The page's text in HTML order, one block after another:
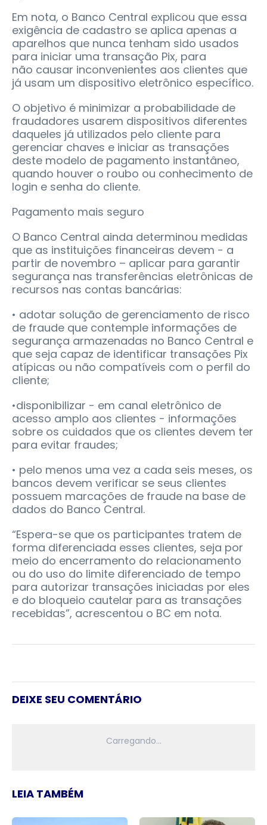
Em nota, o Banco Central explicou que essa
exigência de cadastro se aplica apenas a
aparelhos que nunca tenham sido usados
para iniciar uma transação Pix, para
não causar inconvenientes aos clientes que
já usam um dispositivo eletrônico específico.
O objetivo é minimizar a probabilidade de
fraudadores usarem dispositivos diferentes
daqueles já utilizados pelo cliente para
gerenciar chaves e iniciar as transações
deste modelo de pagamento instantâneo,
quando houver o roubo ou conhecimento de
login e senha do cliente.
Pagamento mais seguro
O Banco Central ainda determinou medidas
que as instituições financeiras devem - a
partir de novembro – aplicar para garantir
segurança nas transferências eletrônicas de
recursos nas contas bancárias:
• adotar solução de gerenciamento de risco
de fraude que contemple informações de
segurança armazenadas no Banco Central e
que seja capaz de identificar transações Pix
atípicas ou não compatíveis com o perfil do
cliente;
•disponibilizar - em canal eletrônico de
acesso amplo aos clientes - informações
sobre os cuidados que os clientes devem ter
para evitar fraudes;
• pelo menos uma vez a cada seis meses, os
bancos devem verificar se seus clientes
possuem marcações de fraude na base de
dados do Banco Central.
“Espera-se que os participantes tratem de
forma diferenciada esses clientes, seja por
meio do encerramento do relacionamento
ou do uso do limite diferenciado de tempo
para autorizar transações iniciadas por eles
e do bloqueio cautelar para as transações
recebidas”, acrescentou o BC em nota.
DEIXE SEU COMENTÁRIO
LEIA TAMBÉM